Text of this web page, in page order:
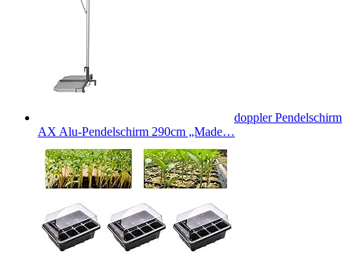
doppler Pendelschirm
AX Alu-Pendelschirm 290cm „Made…